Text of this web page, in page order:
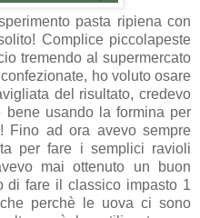
pasta ripiena con
Complice piccolapeste
tremendo al supermercato
ho voluto osare
del risultato, credevo
usando la formina per
Fino ad ora avevo sempre
per fare i semplici ravioli
mai ottenuto un buon
di fare il classico impasto 1
perchè le uova ci sono